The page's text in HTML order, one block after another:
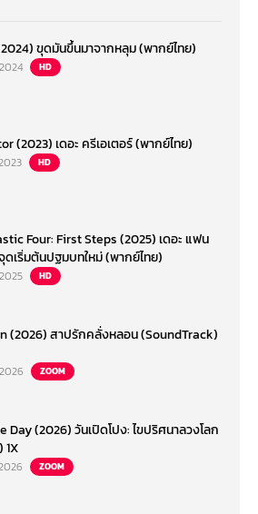
ขุดมันขึ้นมาจากหลุม (พากย์ไทย)
2024 HD
(2023) เดอะ ครีเอเตอร์ (พากย์ไทย)
HD
Four: First Steps (2025) เดอะ แฟน
เริ่มต้นปฐมบทใหม่ (พากย์ไทย)
2025 HD
(2026) สาปรักคลั่งหลอน (SoundTrack)
2026 ZOOM
Day (2026) วันเปิดโปง: ไขปริศนาลวงโลก
1X
ZOOM